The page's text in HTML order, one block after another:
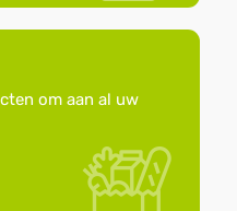
om aan al uw